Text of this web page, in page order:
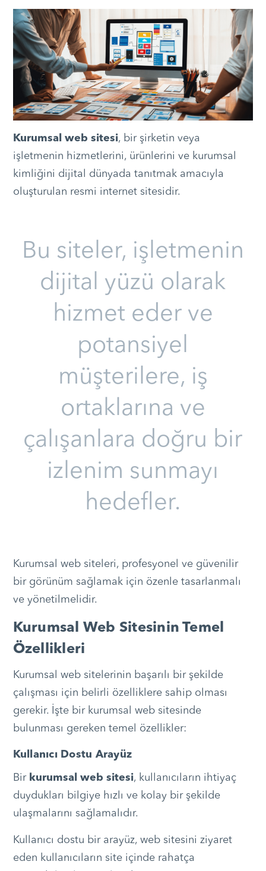
Kurumsal web sitesi, bir şirketin veya
işletmenin hizmetlerini, ürünlerini ve kurumsal
kimliğini dijital dünyada tanıtmak amacıyla
oluşturulan resmi internet sitesidir.
Bu siteler, işletmenin
dijital yüzü olarak
hizmet eder ve
potansiyel
müşterilere, iş
ortaklarına ve
çalışanlara doğru bir
izlenim sunmayı
hedefler.
Kurumsal web siteleri, profesyonel ve güvenilir
bir görünüm sağlamak için özenle tasarlanmalı
ve yönetilmelidir.
Kurumsal Web Sitesinin Temel
Özellikleri
Kurumsal web sitelerinin başarılı bir şekilde
çalışması için belirli özelliklere sahip olması
gerekir. İşte bir kurumsal web sitesinde
bulunması gereken temel özellikler:
Kullanıcı Dostu Arayüz
Bir kurumsal web sitesi, kullanıcıların ihtiyaç
duydukları bilgiye hızlı ve kolay bir şekilde
ulaşmalarını sağlamalıdır.
Kullanıcı dostu bir arayüz, web sitesini ziyaret
eden kullanıcıların site içinde rahatça